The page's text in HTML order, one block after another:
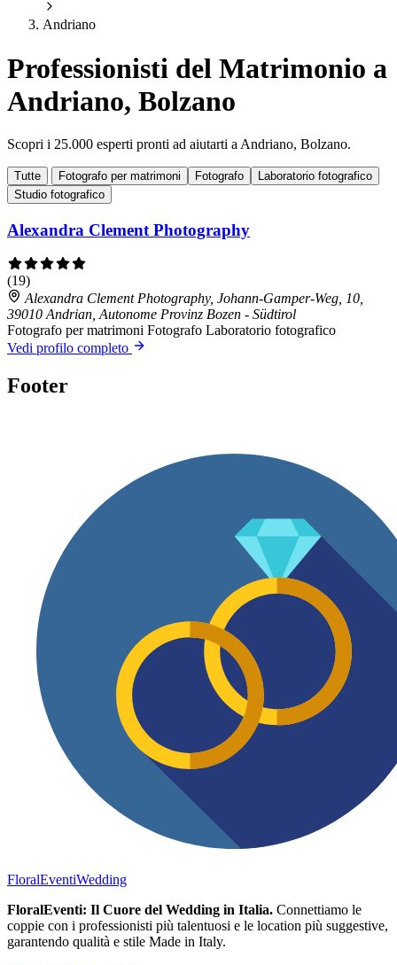
Andriano
Professionisti del Matrimonio a
Andriano, Bolzano
Scopri i 25.000 esperti pronti ad aiutarti a Andriano, Bolzano.
Tutte Fotografo per matrimoni Fotografo
Laboratorio fotografico
Studio fotografico
Alexandra Clement Photography
(19)
Alexandra Clement Photography, Johann-Gamper-Weg, 10,
39010 Andrian, Autonome Provinz Bozen - Südtirol
Fotografo per matrimoni Fotografo Laboratorio fotografico
Vedi profilo completo
Footer
FloralEventiWedding
FloralEventi: Il Cuore del Wedding in Italia. Connettiamo le
coppie con i professionisti più talentuosi e le location più suggestive,
garantendo qualità e stile Made in Italy.